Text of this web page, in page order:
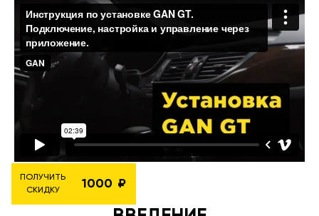
ПОЛУЧИТЬ
СКИДКУ
1000